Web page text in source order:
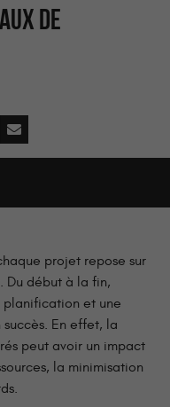
DE
projet repose sur
Du début à la fin,
planification et une
En effet, la
peut avoir un impact
la minimisation